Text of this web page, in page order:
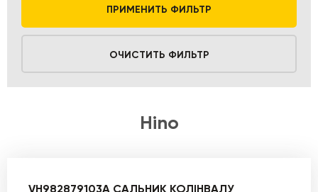
ПРИМЕНИТЬ ФИЛЬТР
ОЧИСТИТЬ ФИЛЬТР
Hino
VH982879103A САЛЬНИК КОЛІНВАЛУ